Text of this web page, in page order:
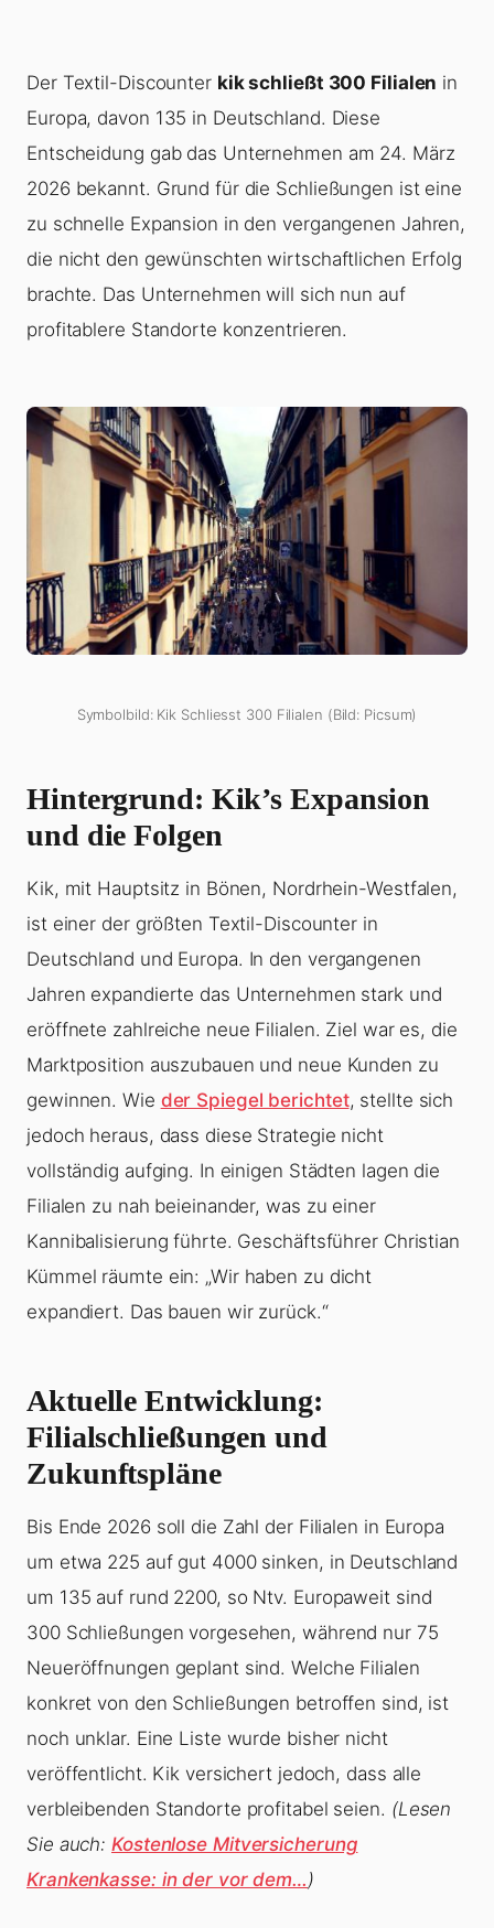
Der Textil-Discounter kik schließt 300 Filialen in
Europa, davon 135 in Deutschland. Diese
Entscheidung gab das Unternehmen am 24. März
2026 bekannt. Grund für die Schließungen ist eine
zu schnelle Expansion in den vergangenen Jahren,
die nicht den gewünschten wirtschaftlichen Erfolg
brachte. Das Unternehmen will sich nun auf
profitablere Standorte konzentrieren.
Symbolbild: Kik Schliesst 300 Filialen (Bild: Picsum)
Hintergrund: Kik’s Expansion
und die Folgen
Kik, mit Hauptsitz in Bönen, Nordrhein-Westfalen,
ist einer der größten Textil-Discounter in
Deutschland und Europa. In den vergangenen
Jahren expandierte das Unternehmen stark und
eröffnete zahlreiche neue Filialen. Ziel war es, die
Marktposition auszubauen und neue Kunden zu
gewinnen. Wie der Spiegel berichtet, stellte sich
jedoch heraus, dass diese Strategie nicht
vollständig aufging. In einigen Städten lagen die
Filialen zu nah beieinander, was zu einer
Kannibalisierung führte. Geschäftsführer Christian
Kümmel räumte ein: „Wir haben zu dicht
expandiert. Das bauen wir zurück.“
Aktuelle Entwicklung:
Filialschließungen und
Zukunftspläne
Bis Ende 2026 soll die Zahl der Filialen in Europa
um etwa 225 auf gut 4000 sinken, in Deutschland
um 135 auf rund 2200, so Ntv. Europaweit sind
300 Schließungen vorgesehen, während nur 75
Neueröffnungen geplant sind. Welche Filialen
konkret von den Schließungen betroffen sind, ist
noch unklar. Eine Liste wurde bisher nicht
veröffentlicht. Kik versichert jedoch, dass alle
verbleibenden Standorte profitabel seien. (Lesen
Sie auch:Kostenlose Mitversicherung
Krankenkasse: in der vor dem…)